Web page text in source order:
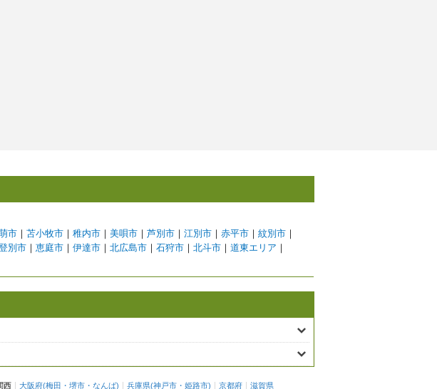
市 ｜ 苫小牧市 ｜ 稚内市 ｜ 美唄市 ｜ 芦別市 ｜ 江別市 ｜ 赤平市 ｜ 紋別市 ｜
別市 ｜ 恵庭市 ｜ 伊達市 ｜ 北広島市 ｜ 石狩市 ｜ 北斗市 ｜ 道東エリア ｜
西 大阪府(梅田 ・ 堺市 ・ なんば) 兵庫県(神戸市 ・ 姫路市) 京都府 滋賀県